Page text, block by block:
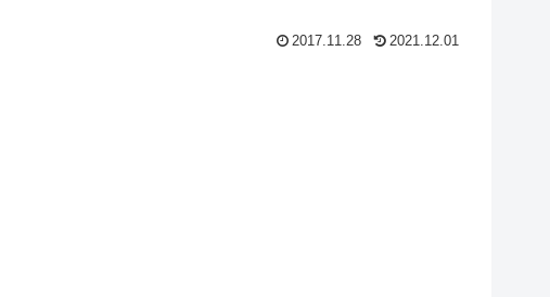
2017.11.28 2021.12.01